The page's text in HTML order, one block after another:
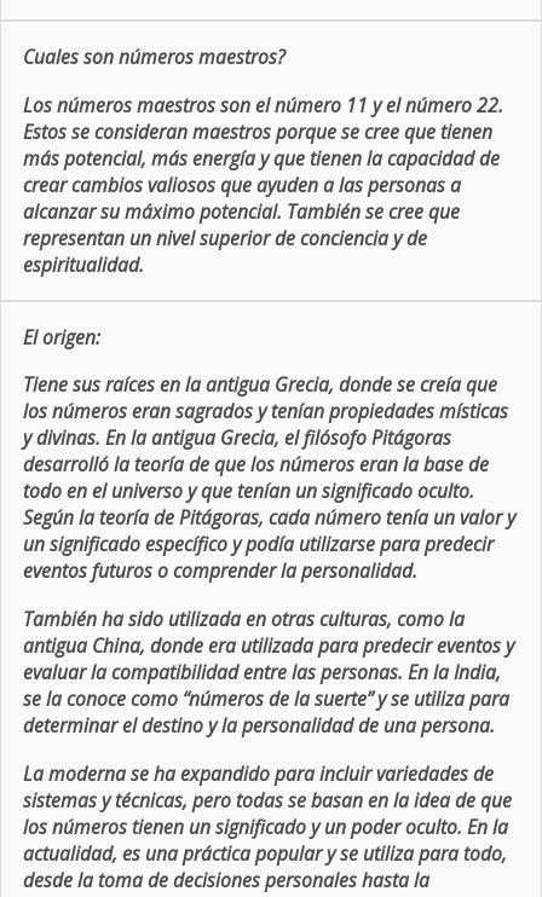
Cuales son números maestros?
Los números maestros son el número 11 y el número 22.
Estos se consideran maestros porque se cree que tienen
más potencial, más energía y que tienen la capacidad de
crear cambios valiosos que ayuden a las personas a
alcanzar su máximo potencial. También se cree que
representan un nivel superior de conciencia y de
espiritualidad.
El origen:
Tiene sus raíces en la antigua Grecia, donde se creía que
los números eran sagrados y tenían propiedades místicas
y divinas. En la antigua Grecia, el filósofo Pitágoras
desarrolló la teoría de que los números eran la base de
todo en el universo y que tenían un significado oculto.
Según la teoría de Pitágoras, cada número tenía un valor y
un significado específico y podía utilizarse para predecir
eventos futuros o comprender la personalidad.
También ha sido utilizada en otras culturas, como la
antigua China, donde era utilizada para predecir eventos y
evaluar la compatibilidad entre las personas. En la India,
se la conoce como “números de la suerte” y se utiliza para
determinar el destino y la personalidad de una persona.
La moderna se ha expandido para incluir variedades de
sistemas y técnicas, pero todas se basan en la idea de que
los números tienen un significado y un poder oculto. En la
actualidad, es una práctica popular y se utiliza para todo,
desde la toma de decisiones personales hasta la